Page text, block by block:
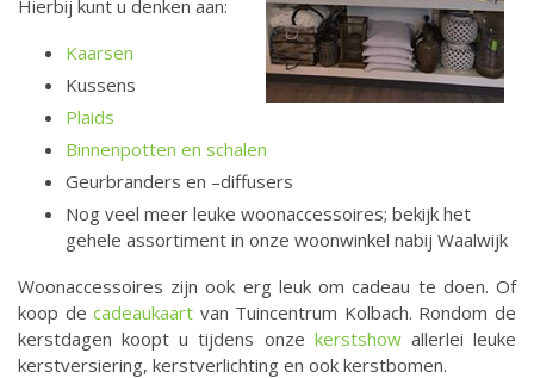
Hierbij kunt u denken aan:
Kaarsen
Kussens
Plaids
Binnenpotten en schalen
Geurbranders en –diffusers
Nog veel meer leuke woonaccessoires; bekijk het
gehele assortiment in onze woonwinkel nabij Waalwijk
Woonaccessoires zijn ook erg leuk om cadeau te doen. Of
koop decadeaukaart van Tuincentrum Kolbach. Rondom de
kerstdagen koopt u tijdens onze kerstshowallerlei leuke
kerstversiering, kerstverlichting en ook kerstbomen.